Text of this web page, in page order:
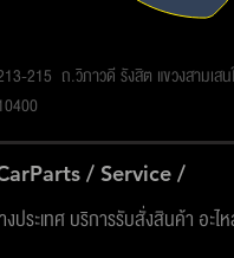
/ Service /
215 ถ.วิภาวดี รังสิต แขวงสามเส
ระเทศ บริการรับสั่งสินค้า อะไ